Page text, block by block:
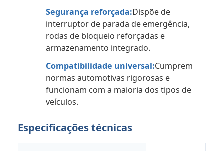
Segurança reforçada:Dispõe de
interruptor de parada de emergência,
rodas de bloqueio reforçadas e
armazenamento integrado.
Compatibilidade universal:Cumprem
normas automotivas rigorosas e
funcionam com a maioria dos tipos de
veículos.
Especificações técnicas